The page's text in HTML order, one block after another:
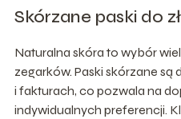
Skórzane paski do
Naturalna skóra to wybór
zegarków. Paski skórzane
i fakturach, co pozwala na
indywidualnych preferencji.